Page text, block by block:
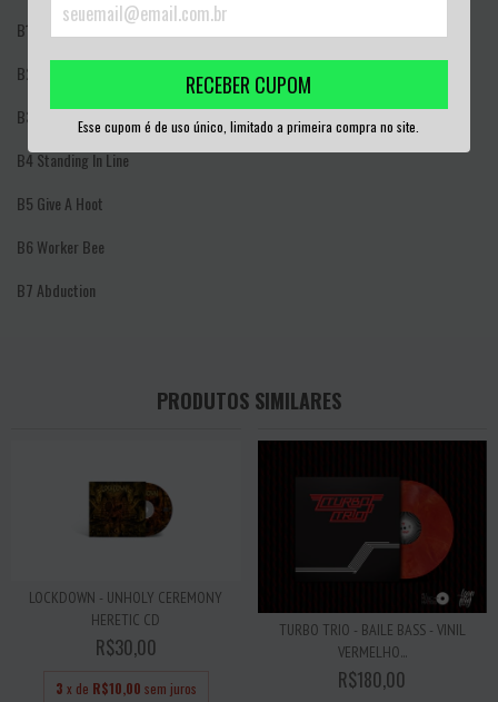
RECEBER CUPOM
Esse cupom é de uso único, limitado a primeira compra no site.
B1
B2
B3
The Trade
B4Standing In Line
B5 Give A Hoot
B6 Worker Bee
B7 Abduction
PRODUTOS SIMILARES
LOCKDOWN - UNHOLY CEREMONY
HERETIC CD
R$30,00
3 x de R$10,00 sem juros
TURBO TRIO - BAILE BASS - VINIL
VERMELHO...
R$180,00